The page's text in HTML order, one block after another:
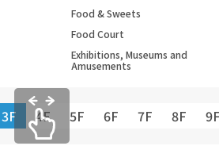
Food & Sweets
Food Court
Exhibitions, Museums and
Amusements
3F 4F 5F 6F 7F 8F